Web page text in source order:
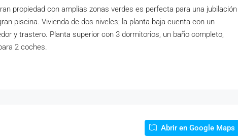
propiedad con amplias zonas verdes es perfecta para una jubilación
piscina. Vivienda de dos niveles; la planta baja cuenta con un
y trastero. Planta superior con 3 dormitorios, un baño completo,
2 coches.
Abrir en Google Maps